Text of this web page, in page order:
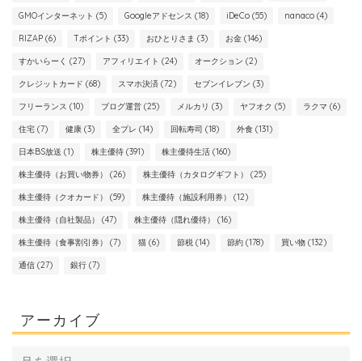
GMOインターネット (5) Googleアドセンス (18) iDeCo (55) nanaco (4)
RIZAP (6) Tポイント (33) おひとりさま (3) お金 (146)
すかいらーく (27) アフィリエイト (24) オークション (2)
クレジットカード (68) スマホ決済 (72) セブンイレブン (3)
フリーランス (10) ブログ運営 (25) メルカリ (3) ヤフオク (5) ラクマ (6)
住宅 (7) 健康 (3) 全プレ (14) 回転寿司 (18) 外食 (131)
日本BS放送 (1) 株主優待 (391) 株主優待生活 (160)
株主優待（お買い物券） (26) 株主優待（カタログギフト） (25)
株主優待（クオカード） (59) 株主優待（施設利用券） (12)
株主優待（自社製品） (47) 株主優待（隠れ優待） (16)
株主優待（食事割引券） (7) 猫 (6) 節税 (14) 節約 (178) 買い物 (132)
通信 (27) 銀行 (7)
アーカイブ